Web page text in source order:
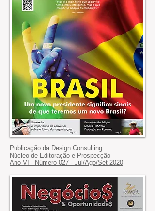
Publicação da Design Consulting
Núcleo de Editoração e Prospecção
Ano VI - Número 027 - Jul/Ago/Set 2020